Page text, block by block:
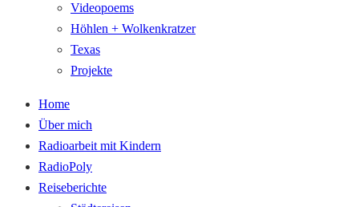
Videopoems
Höhlen + Wolkenkratzer
Texas
Projekte
Home
Über mich
Radioarbeit mit Kindern
RadioPoly
Reiseberichte